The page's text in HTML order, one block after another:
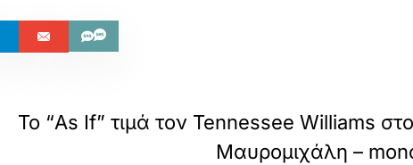
Το “As If” τιμά τον Tennessee Williams
Μαυρομιχάλη –